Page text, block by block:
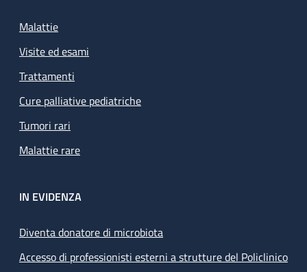
Malattie
Visite ed esami
Trattamenti
Cure palliative pediatriche
Tumori rari
Malattie rare
IN EVIDENZA
Diventa donatore di microbiota
Accesso di professionisti esterni a strutture del Policlinico